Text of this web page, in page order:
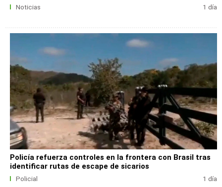
Noticias 1 día
Policía refuerza controles en la frontera con Brasil tras
identificar rutas de escape de sicarios
Policial 1 día